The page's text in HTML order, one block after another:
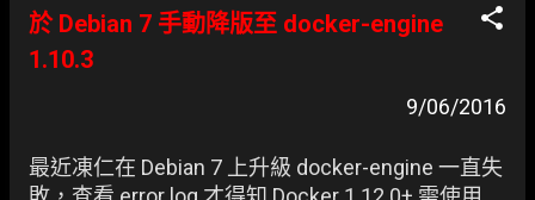
致可分為 容器叢集 (container
cluster) 1 大亂鬥 、 資訊安全
和 企業導入經驗分享 等主題。 ▲
圖。(圖片來源： iThome )
於 Debian 7 手動降版至 docker-engine
1.10.3
9/06/2016
最近凍仁在 Debian 7 上升級 docker-engine 一直失